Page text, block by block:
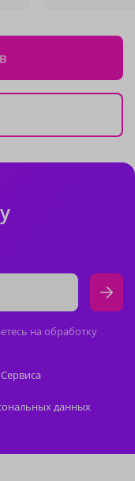
на обработку
данных